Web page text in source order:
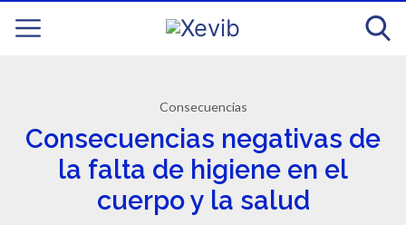
Consecuencias
Consecuencias negativas de
la falta de higiene en el
cuerpo y la salud